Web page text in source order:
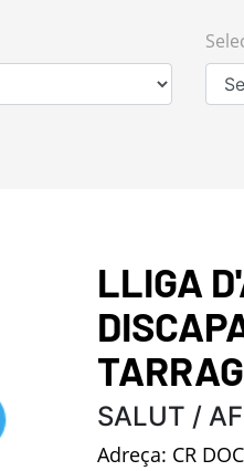
LLIGA
SALUT /
Adreça: CR